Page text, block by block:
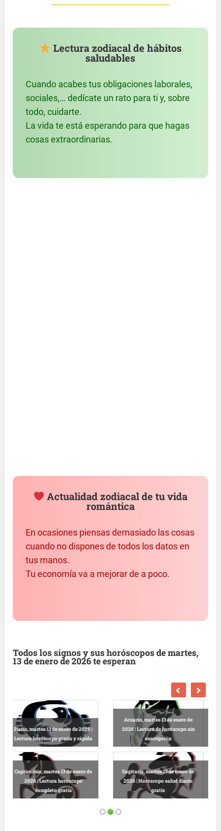
Lectura zodiacal de hábitos
saludables
Cuando acabes tus obligaciones laborales,
sociales,… dedícate un rato para ti y, sobre
todo, cuidarte.
La vida te está esperando para que hagas
cosas extraordinarias.
Actualidad zodiacal de tu vida
romántica
En ocasiones piensas demasiado las cosas
cuando no dispones de todos los datos en
tus manos.
Tu economía va a mejorar de a poco.
Todos los signos y sus horóscopos de martes,
13 de enero de 2026 te esperan
Escorpio, martes 13 de enero de
2026 | Horóscopo gratis hoy y
completo
Libra, martes 13 de enero de 2026 |
Lectura horóscopo online
Virgo, martes 13 de enero de 2026 |
Predicciones astrológicas
gratuitas hoy
Leo, martes 13 de enero de 2026 |
Horóscopo completo y gratuito